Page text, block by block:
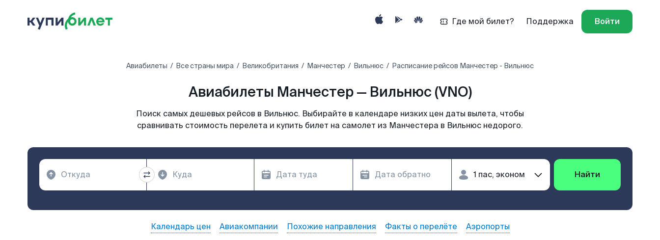
Где мой билет? Поддержка Войти
Авиабилеты Все страны мира Великобритания Манчестер Вильнюс Расписание рейсов Манчестер - Вильнюс
Авиабилеты Манчестер — Вильнюс (VNO)
Поиск самых дешевых рейсов в Вильнюс. Выбирайте в календаре низких цен даты вылета, чтобы
сравнивать стоимость перелета и купить билет на самолет из Манчестера в Вильнюс недорого.
Найти
Календарь цен Авиакомпании Похожие направления Факты о перелёте Аэропорты